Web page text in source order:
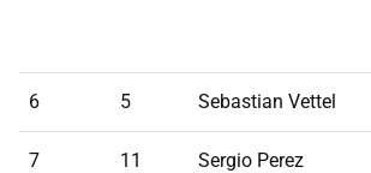
6 5 Sebastian Vettel
7 11 Sergio Perez